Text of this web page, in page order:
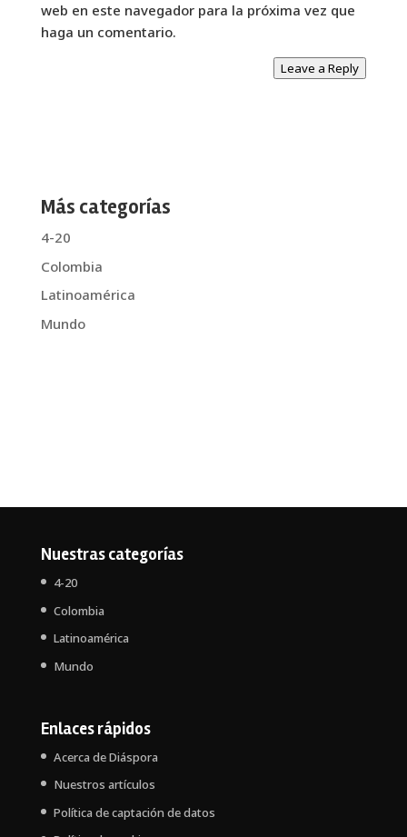
web en este navegador para la próxima vez que
haga un comentario.
Leave a Reply
Más categorías
4-20
Colombia
Latinoamérica
Mundo
Nuestras categorías
4-20
Colombia
Latinoamérica
Mundo
Enlaces rápidos
Acerca de Diáspora
Nuestros artículos
Política de captación de datos